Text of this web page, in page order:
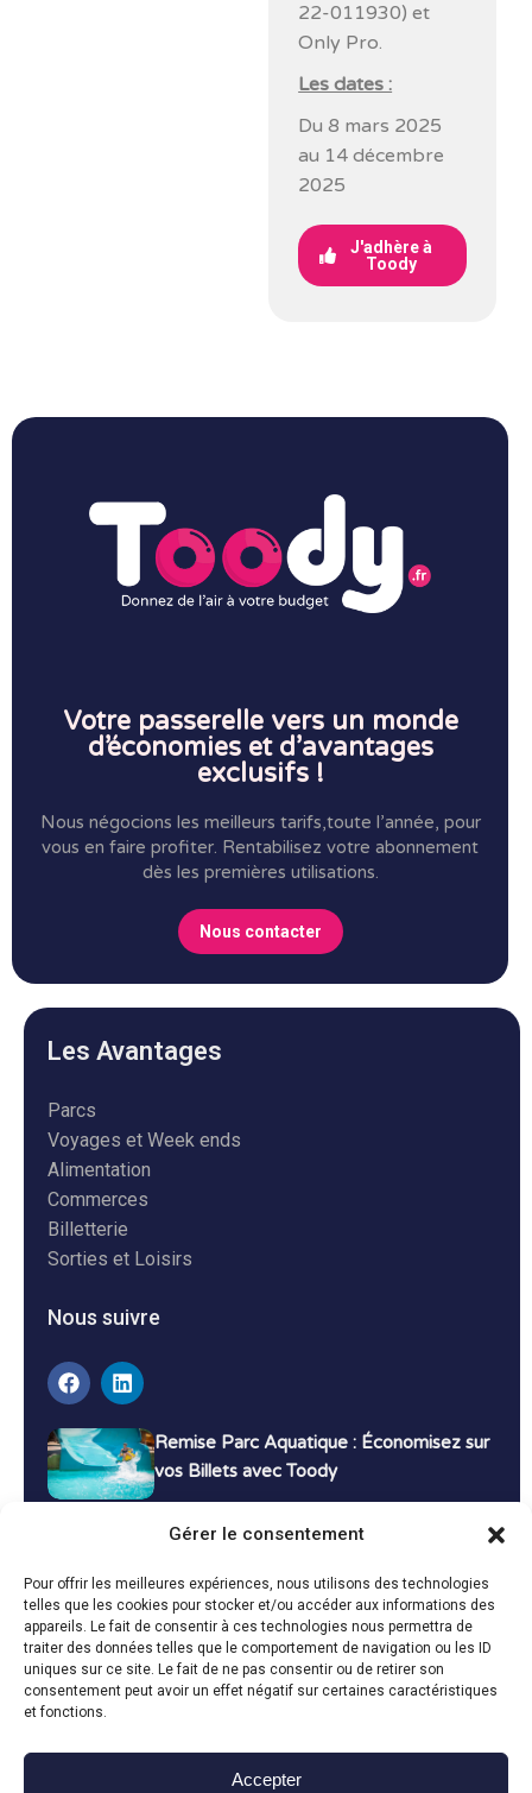
Gérer le consentement
Pour offrir les meilleures expériences, nous utilisons des technologies
telles que les cookies pour stocker et/ou accéder aux informations des
appareils. Le fait de consentir à ces technologies nous permettra de
traiter des données telles que le comportement de navigation ou les ID
uniques sur ce site. Le fait de ne pas consentir ou de retirer son
consentement peut avoir un effet négatif sur certaines caractéristiques
et fonctions.
Accepter
22-011930) et
Only Pro.
Les dates :
Du 8 mars 2025
au 14 décembre
2025
J'adhère à
Toody
Votre passerelle vers un monde
d’économies et d’avantages
exclusifs !
Nous négocions les meilleurs tarifs,toute l’année, pour
vous en faire profiter. Rentabilisez votre abonnement
dès les premières utilisations.
Nous contacter
Les Avantages
Parcs
Voyages et Week ends
Alimentation
Commerces
Billetterie
Sorties et Loisirs
Nous suivre
Remise Parc Aquatique : Économisez sur
vos Billets avec Toody
Bons Plans Voyage : Économisez sur vos
Vacances avec Toody
13 décembre 2024 Bon plans